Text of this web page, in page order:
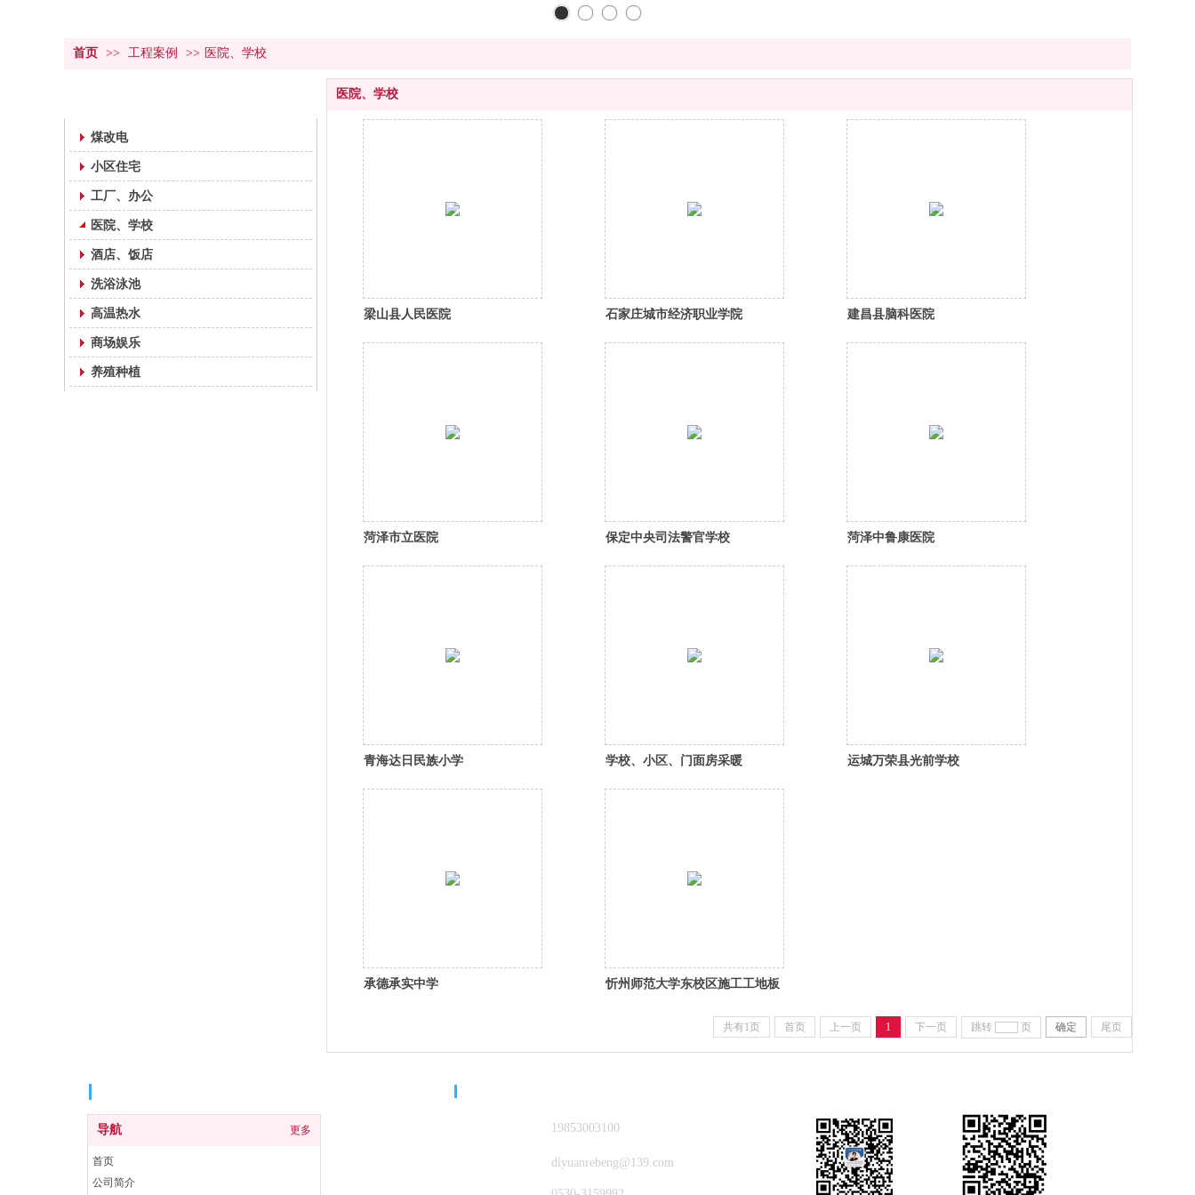
首页 >> 工程案例 >> 医院、学校
煤改电
小区住宅
工厂、办公
医院、学校
酒店、饭店
洗浴泳池
高温热水
商场娱乐
养殖种植
医院、学校
梁山县人民医院 石家庄城市经济职业学院 建昌县脑科医院
菏泽市立医院 保定中央司法警官学校 菏泽中鲁康医院
青海达日民族小学 学校、小区、门面房采暖 运城万荣县光前学校
承德承实中学
忻州师范大学东校区施工工地板
共有1页 首页 上一页 1 下一页 跳转 页 确定 尾页
导航 更多
首页
公司简介
19853003100
diyuanrebeng@139.com